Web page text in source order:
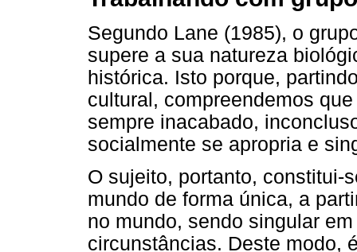
Segundo Lane (1985), o
supere a sua natureza
histórica. Isto porque,
cultural, compreendemos
sempre inacabado,
socialmente se apropria e
O sujeito, portanto, constitui-
mundo de forma única, a
no mundo, sendo singular
circunstâncias. Deste modo,